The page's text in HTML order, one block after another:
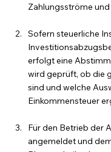
Zahlungsströme
Sofern steuerliche
erfolgt eine
wird geprüft, ob die
sind und welche
Einkommensteuer
Für den Betrieb der
angemeldet und